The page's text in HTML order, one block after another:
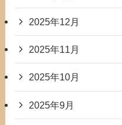
2025年12月
2025年11月
2025年10月
2025年9月